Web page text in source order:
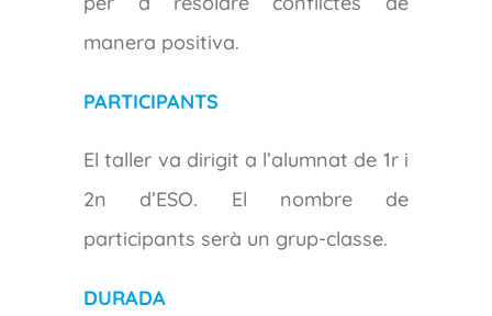
manera positiva.
PARTICIPANTS
El taller va dirigit a l’alumnat de 1r i
2n d’ESO. El nombre de
participants serà un grup-classe.
DURADA